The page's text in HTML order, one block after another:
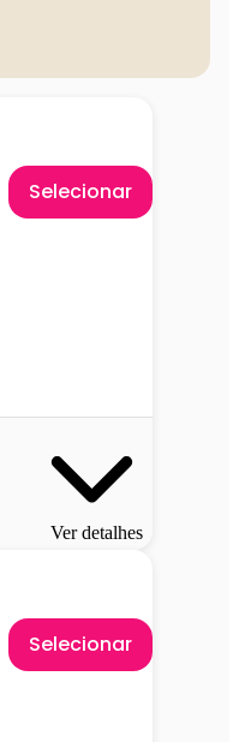
Selecionar
Ver detalhes
Selecionar